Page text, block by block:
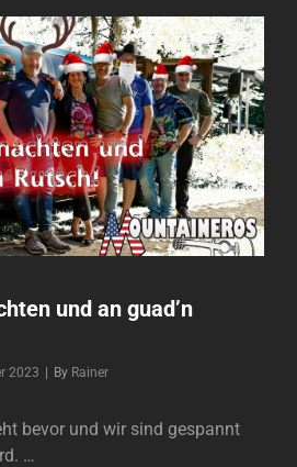
und an guad’n
2023 By Byline
Rainer
bevor und wir sind gespannt
…